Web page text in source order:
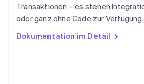
Transaktionen – es stehen
oder ganz ohne Code zur Verfügung.
Dokumentation im Detail
Tschechische Republik
English
English